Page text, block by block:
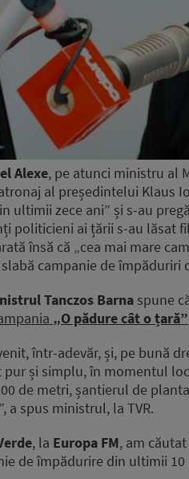
Alexe, pe atunci ministru al
al președintelui Klaus
ultimii zece ani” și s-au
politicieni ai țării s-au lăsat
însă că „cea mai mare
campanie de împăduriri
Tanczos Barna spune
„O pădure cât o țară”
într-adevăr, și, pe bună
pur și simplu, în momentul
de metri, șantierul de
a spus ministrul, la TVR.
, la Europa FM, am
de împădurire din ultimii